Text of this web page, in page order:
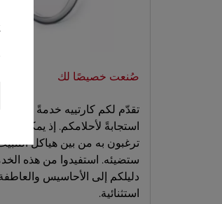
صُنعت خصيصًا لك
تقدّم لكم كارتييه خدمةً
استجابةً لأحلامكم. إذ يمكنكم
ترغبون به من بين هياكل
ستضيئه. استفيدوا من هذه
دليلكم إلى الأحاسيس
استثنائية.